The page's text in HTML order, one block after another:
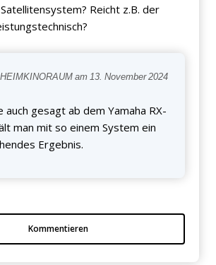
Reicht z.B. der
HEIMKINORAUM am 13. November 2024
auch gesagt ab dem Yamaha RX-
man mit so einem System ein
Ergebnis.
Kommentieren